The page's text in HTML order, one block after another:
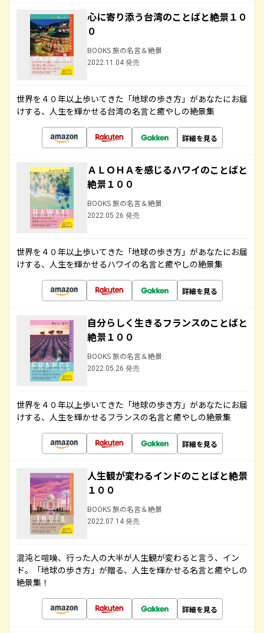
心に寄り添う台湾のことばと絶景１０
０
BOOKS 旅の名言＆絶景
2022.11.04 発売
世界を４０年以上歩いてきた「地球の歩き方」があなたにお届
けする、人生を輝かせる台湾の名言と癒やしの絶景集
詳細を見る
ＡＬＯＨＡを感じるハワイのことばと
絶景１００
BOOKS 旅の名言＆絶景
2022.05.26 発売
世界を４０年以上歩いてきた「地球の歩き方」があなたにお届
けする、人生を輝かせるハワイの名言と癒やしの絶景集
詳細を見る
自分らしく生きるフランスのことばと
絶景１００
BOOKS 旅の名言＆絶景
2022.05.26 発売
世界を４０年以上歩いてきた「地球の歩き方」があなたにお届
けする、人生を輝かせるフランスの名言と癒やしの絶景集
詳細を見る
人生観が変わるインドのことばと絶景
１００
BOOKS 旅の名言＆絶景
2022.07.14 発売
混沌と喧噪、行った人の大半が人生観が変わると言う、イン
ド。「地球の歩き方」が贈る、人生を輝かせる名言と癒やしの
絶景集！
詳細を見る